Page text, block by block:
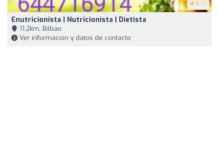
5 (7)
Enutricionista | Nutricionista | Dietista
11,2km, Bilbao
Ver información y datos de contacto